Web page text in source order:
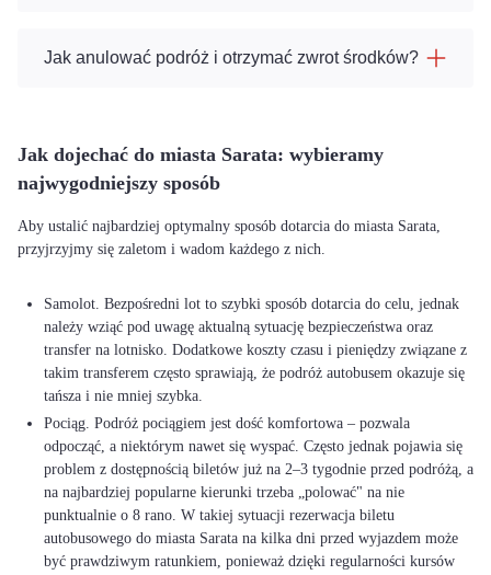
Jak anulować podróż i otrzymać zwrot środków?
Jak dojechać do miasta Sarata: wybieramy
najwygodniejszy sposób
Aby ustalić najbardziej optymalny sposób dotarcia do miasta Sarata,
przyjrzyjmy się zaletom i wadom każdego z nich.
Samolot. Bezpośredni lot to szybki sposób dotarcia do celu, jednak
należy wziąć pod uwagę aktualną sytuację bezpieczeństwa oraz
transfer na lotnisko. Dodatkowe koszty czasu i pieniędzy związane z
takim transferem często sprawiają, że podróż autobusem okazuje się
tańsza i nie mniej szybka.
Pociąg. Podróż pociągiem jest dość komfortowa – pozwala
odpocząć, a niektórym nawet się wyspać. Często jednak pojawia się
problem z dostępnością biletów już na 2–3 tygodnie przed podróżą, a
na najbardziej popularne kierunki trzeba „polować" na nie
punktualnie o 8 rano. W takiej sytuacji rezerwacja biletu
autobusowego do miasta Sarata na kilka dni przed wyjazdem może
być prawdziwym ratunkiem, ponieważ dzięki regularności kursów